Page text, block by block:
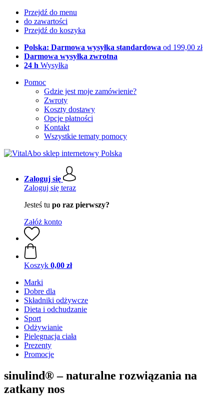
Przejdź do menu
do zawartości
Przejdź do koszyka
Polska: Darmowa wysyłka standardowa od 199,00 zł
Darmowa wysyłka zwrotna
24 h Wysyłka
Pomoc
Gdzie jest moje zamówienie?
Zwroty
Koszty dostawy
Opcje płatności
Kontakt
Wszystkie tematy pomocy
Zaloguj się
Zaloguj się teraz
Jesteś tu po raz pierwszy?
Załóż konto
Koszyk 0,00 zł
Marki
Dobre dla
Składniki odżywcze
Dieta i odchudzanie
Sport
Odżywianie
Pielęgnacja ciała
Prezenty
Promocje
sinulind® – naturalne rozwiązania na
zatkany nos